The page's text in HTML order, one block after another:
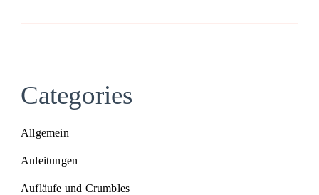
Categories
Allgemein
Anleitungen
Aufläufe und Crumbles